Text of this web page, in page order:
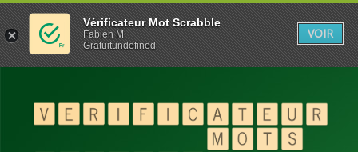
Vérificateur Mot Scrabble
Fabien M
Gratuitundefined
VOIR